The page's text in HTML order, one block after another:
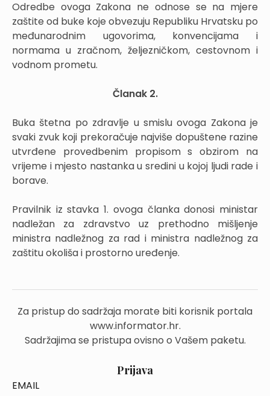
Odredbe ovoga Zakona ne odnose se na mjere
zaštite od buke koje obvezuju Republiku Hrvatsku po
međunarodnim ugovorima, konvencijama i
normama u zračnom, željezničkom, cestovnom i
vodnom prometu.
Članak 2.
Buka štetna po zdravlje u smislu ovoga Zakona je
svaki zvuk koji prekoračuje najviše dopuštene razine
utvrđene provedbenim propisom s obzirom na
vrijeme i mjesto nastanka u sredini u kojoj ljudi rade i
borave.
Pravilnik iz stavka 1. ovoga članka donosi ministar
nadležan za zdravstvo uz prethodno mišljenje
ministra nadležnog za rad i ministra nadležnog za
zaštitu okoliša i prostorno uređenje.
Za pristup do sadržaja morate biti korisnik portala
www.informator.hr.
Sadržajima se pristupa ovisno o Vašem paketu.
Prijava
EMAIL